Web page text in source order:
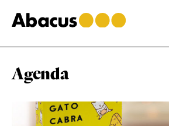
to
main
to
primary
to
footer
Agenda